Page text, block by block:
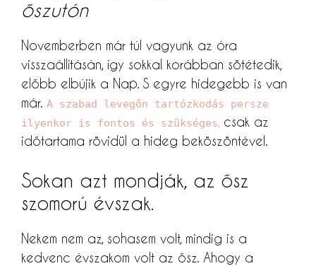
őszutón
Novemberben már túl vagyunk az óra
visszaállításán, így sokkal korábban sötétedik,
előbb elbújik a Nap. S egyre hidegebb is van
már. A szabad levegőn tartózkodás persze
ilyenkor is fontos és szükséges, csak az
időtartama rövidül a hideg beköszöntével.
Sokan azt mondják, az ősz
szomorú évszak.
Nekem nem az, sohasem volt, mindig is a
kedvenc évszakom volt az ősz. Ahogy a